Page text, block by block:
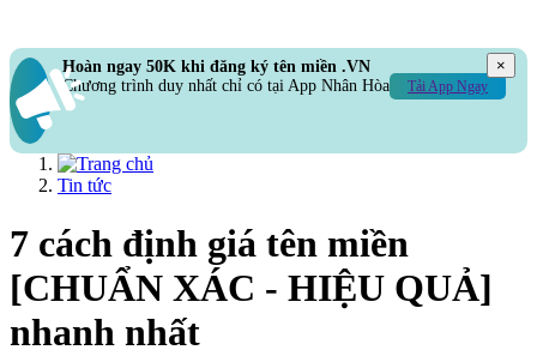
Hoàn ngay 50K khi đăng ký tên miền .VN
Chương trình duy nhất chỉ có tại App Nhân Hòa
Tải App Ngay
×
Tin tức
7 cách định giá tên miền
[CHUẨN XÁC - HIỆU QUẢ]
nhanh nhất